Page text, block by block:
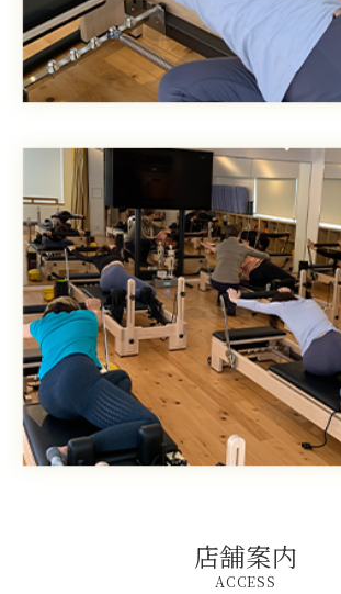
店舗案内
ACCESS